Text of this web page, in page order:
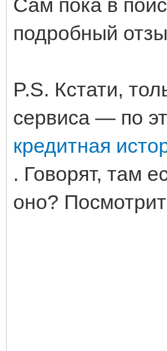
Сам пока в
подробный
P.S. Кстати,
сервиса — по
кредитная
. Говорят, там
оно?